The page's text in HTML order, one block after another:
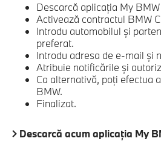
Descarcă aplicaţia My
Activează contractul BMW
Introdu automobilul şi
preferat.
Introdu adresa de e-mail şi
Atribuie notificările şi
Ca alternativă, poţi efectua
BMW.
Finalizat.
Descarcă acum aplicaţia My